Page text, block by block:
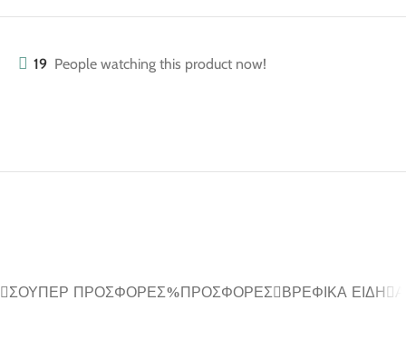
19 People watching this product now!
ΣΟΎΠΕΡ ΠΡΟΣΦΟΡΈΣ ΠΡΟΣΦΟΡΈΣ ΒΡΕΦΙΚΆ ΕΊΔΗ